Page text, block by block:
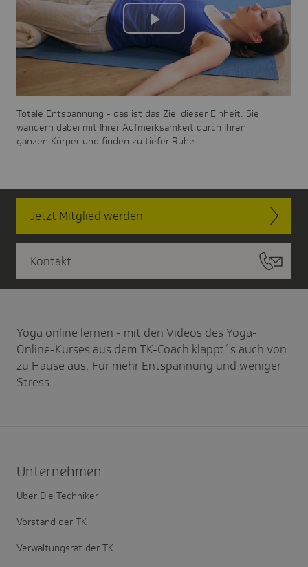
Play
Video
Totale Entspannung - das ist das Ziel dieser Einheit. Sie
wandern dabei mit Ihrer Aufmerksamkeit durch Ihren
ganzen Körper und finden zu tiefer Ruhe.
Jetzt Mitglied werden
Kontakt
Unter­nehmen
Über Die Techniker
Vorstand der TK
Verwaltungsrat der TK
Yoga online lernen - mit den Videos des Yoga-
Online-Kurses aus dem TK-Coach klappt´s auch von
zu Hause aus. Für mehr Entspannung und weniger
Stress.